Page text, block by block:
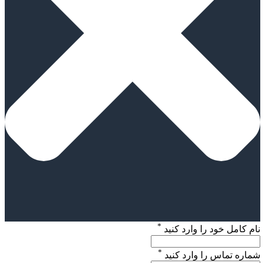
نام کامل خود را وارد کنید *
شماره تماس را وارد کنید *